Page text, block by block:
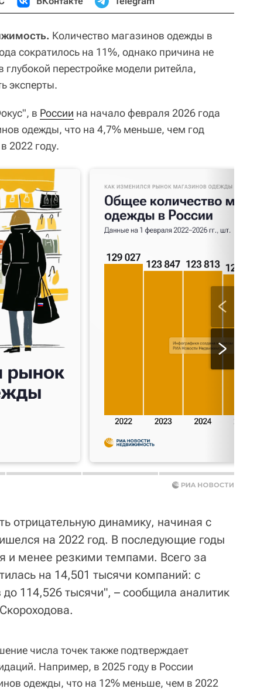
Количество магазинов одежды в
сократилось на 11%, однако причина не
глубокой перестройке модели ритейла,
эксперты.
в России на начало февраля 2026 года
одежды, что на 4,7% меньше, чем год
2022 году.
отрицательную динамику, начиная с
на 2022 год. В последующие годы
и менее резкими темпами. Всего за
на 14,501 тысячи компаний: с
до 114,526 тысячи", – сообщила аналитик
числа точек также подтверждает
Например, в 2025 году в России
одежды, что на 12% меньше, чем в 2022